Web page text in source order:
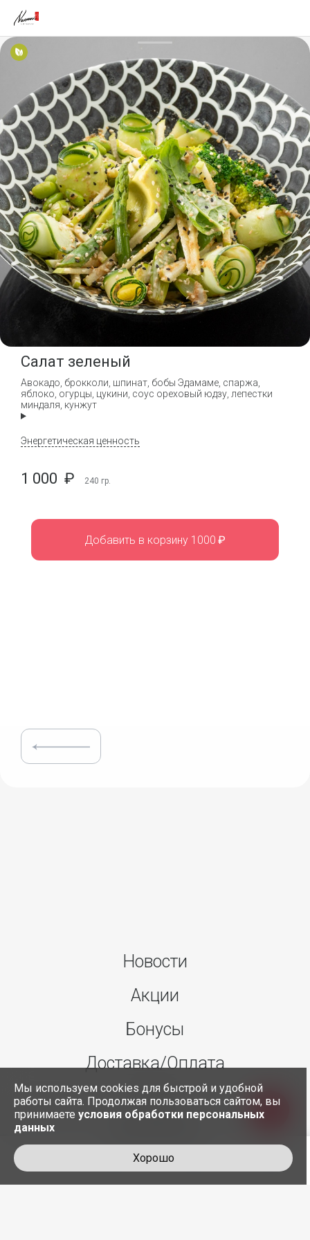
Салат зеленый
Авокадо, брокколи, шпинат, бобы Эдамаме, спаржа,
яблоко, огурцы, цукини, соус ореховый юдзу, лепестки
миндаля, кунжут
Энергетическая ценность
1 000 ₽ 240 гр.
Добавить в корзину 1000 ₽
Новости
Акции
Бонусы
Доставка/Оплата
О нас
Мы используем cookies для быстрой и удобной
работы сайта. Продолжая пользоваться сайтом, вы
принимаете условия обработки персональных
данных
Хорошо